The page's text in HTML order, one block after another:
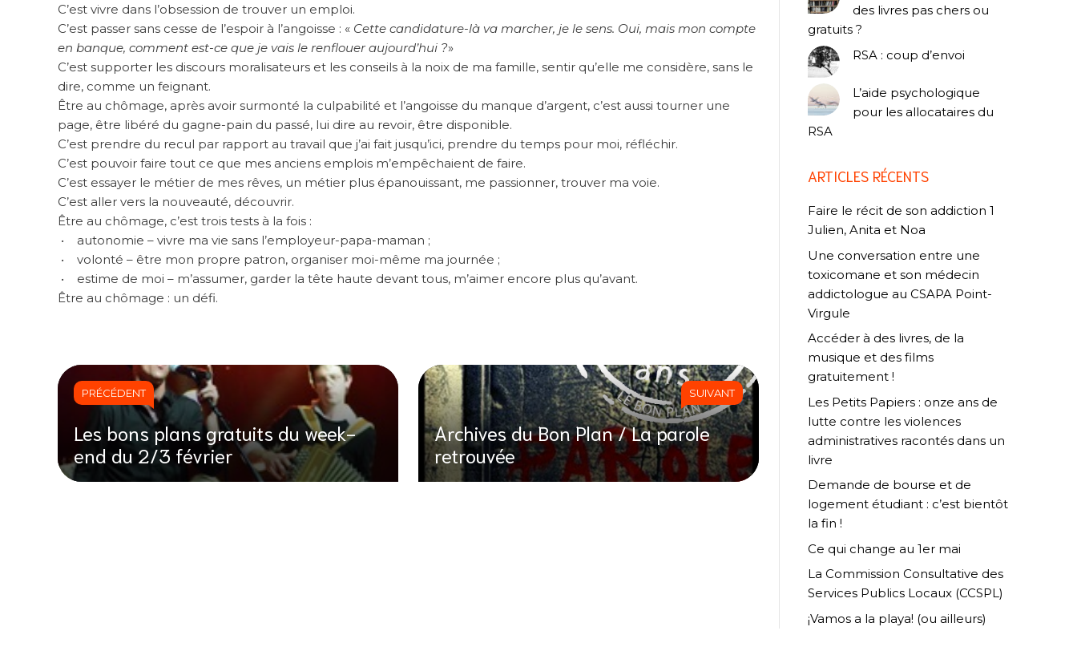
C’est vivre dans l’obsession de trouver un emploi.
C’est passer sans cesse de l’espoir à l’angoisse : « Cette candidature-là va marcher, je le sens. Oui, mais mon compte
en banque, comment est-ce que je vais le renflouer aujourd’hui ?»
C’est supporter les discours moralisateurs et les conseils à la noix de ma famille, sentir qu’elle me considère, sans le
dire, comme un feignant.
Être au chômage, après avoir surmonté la culpabilité et l’angoisse du manque d’argent, c’est aussi tourner une
page, être libéré du gagne-pain du passé, lui dire au revoir, être disponible.
C’est prendre du recul par rapport au travail que j’ai fait jusqu’ici, prendre du temps pour moi, réfléchir.
C’est pouvoir faire tout ce que mes anciens emplois m’empêchaient de faire.
C’est essayer le métier de mes rêves, un métier plus épanouissant, me passionner, trouver ma voie.
C’est aller vers la nouveauté, découvrir.
Être au chômage, c’est trois tests à la fois :
• autonomie – vivre ma vie sans l’employeur-papa-maman ;
• volonté – être mon propre patron, organiser moi-même ma journée ;
• estime de moi – m’assumer, garder la tête haute devant tous, m’aimer encore plus qu’avant.
Être au chômage : un défi.
PRÉCÉDENT
Les bons plans gratuits du week-
end du 2/3 février
SUIVANT
Archives du Bon Plan / La parole
retrouvée
des livres pas chers ou
gratuits ?
RSA : coup d’envoi
L’aide psychologique
pour les allocataires du
RSA
ARTICLES RÉCENTS
Faire le récit de son addiction 1
Julien, Anita et Noa
Une conversation entre une
toxicomane et son médecin
addictologue au CSAPA Point-
Virgule
Accéder à des livres, de la
musique et des films
gratuitement !
Les Petits Papiers : onze ans de
lutte contre les violences
administratives racontés dans un
livre
Demande de bourse et de
logement étudiant : c’est bientôt
la fin !
Ce qui change au 1er mai
La Commission Consultative des
Services Publics Locaux (CCSPL)
¡Vamos a la playa! (ou ailleurs)